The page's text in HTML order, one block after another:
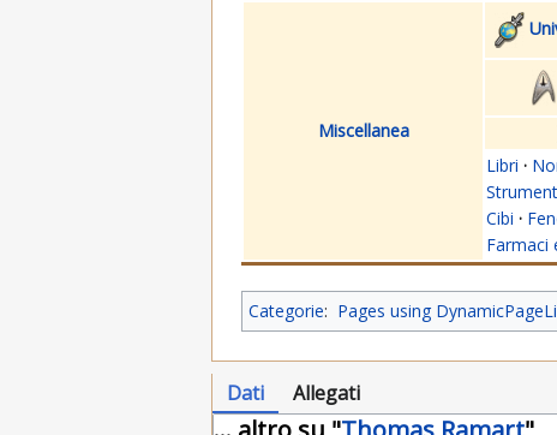
Miscellanea
Libri ·
Cibi ·
Farmaci
Categorie: Pages using
Dati Allegati